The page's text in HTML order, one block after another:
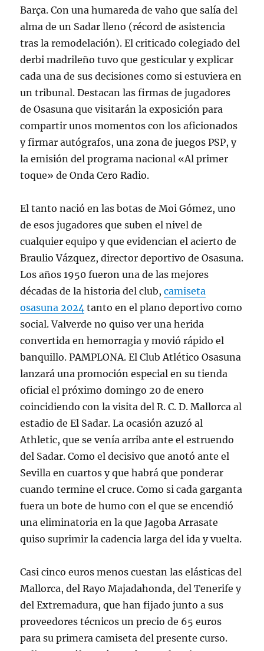
Barça. Con una humareda de vaho que salía del
alma de un Sadar lleno (récord de asistencia
tras la remodelación). El criticado colegiado del
derbi madrileño tuvo que gesticular y explicar
cada una de sus decisiones como si estuviera en
un tribunal. Destacan las firmas de jugadores
de Osasuna que visitarán la exposición para
compartir unos momentos con los aficionados
y firmar autógrafos, una zona de juegos PSP, y
la emisión del programa nacional «Al primer
toque» de Onda Cero Radio.
El tanto nació en las botas de Moi Gómez, uno
de esos jugadores que suben el nivel de
cualquier equipo y que evidencian el acierto de
Braulio Vázquez, director deportivo de Osasuna.
Los años 1950 fueron una de las mejores
décadas de la historia del club,camiseta
osasuna 2024 tanto en el plano deportivo como
social. Valverde no quiso ver una herida
convertida en hemorragia y movió rápido el
banquillo. PAMPLONA. El Club Atlético Osasuna
lanzará una promoción especial en su tienda
oficial el próximo domingo 20 de enero
coincidiendo con la visita del R. C. D. Mallorca al
estadio de El Sadar. La ocasión azuzó al
Athletic, que se venía arriba ante el estruendo
del Sadar. Como el decisivo que anotó ante el
Sevilla en cuartos y que habrá que ponderar
cuando termine el cruce. Como si cada garganta
fuera un bote de humo con el que se encendió
una eliminatoria en la que Jagoba Arrasate
quiso suprimir la cadencia larga del ida y vuelta.
Casi cinco euros menos cuestan las elásticas del
Mallorca, del Rayo Majadahonda, del Tenerife y
del Extremadura, que han fijado junto a sus
proveedores técnicos un precio de 65 euros
para su primera camiseta del presente curso.